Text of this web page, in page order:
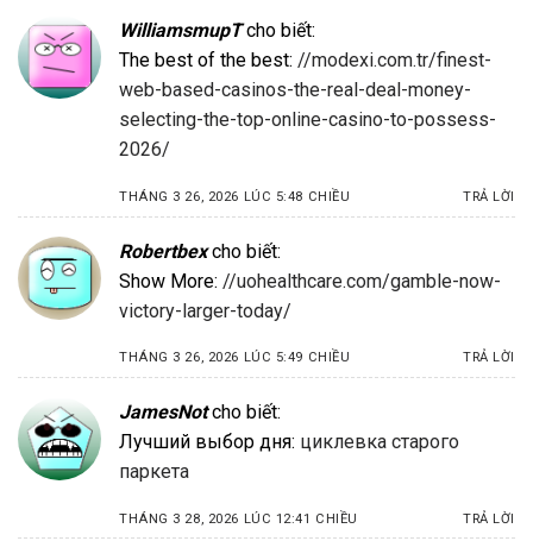
WilliamsmupT cho biết:
The best of the best: //modexi.com.tr/finest-
web-based-casinos-the-real-deal-money-
selecting-the-top-online-casino-to-possess-
2026/
THÁNG 3 26, 2026 LÚC 5:48 CHIỀU TRẢ LỜI
Robertbex cho biết:
Show More: //uohealthcare.com/gamble-now-
victory-larger-today/
THÁNG 3 26, 2026 LÚC 5:49 CHIỀU TRẢ LỜI
JamesNot cho biết:
Лучший выбор дня: циклевка старого
паркета
THÁNG 3 28, 2026 LÚC 12:41 CHIỀU TRẢ LỜI